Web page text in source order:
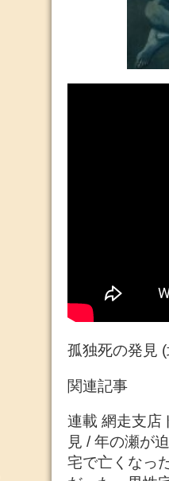
孤独死の発見
関連記事
連載 網走支店
見 / 年の瀬が
宅で亡くなっ